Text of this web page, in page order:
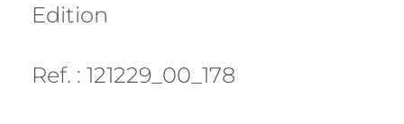
Edition
Ref. : 121229_00_178